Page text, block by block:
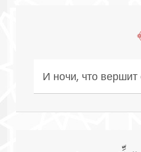
И ночи, что вершит